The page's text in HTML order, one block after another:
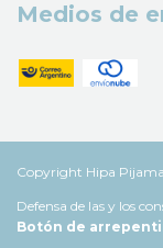
Medios de
Copyright Hipa
Defensa de las y los
Botón de